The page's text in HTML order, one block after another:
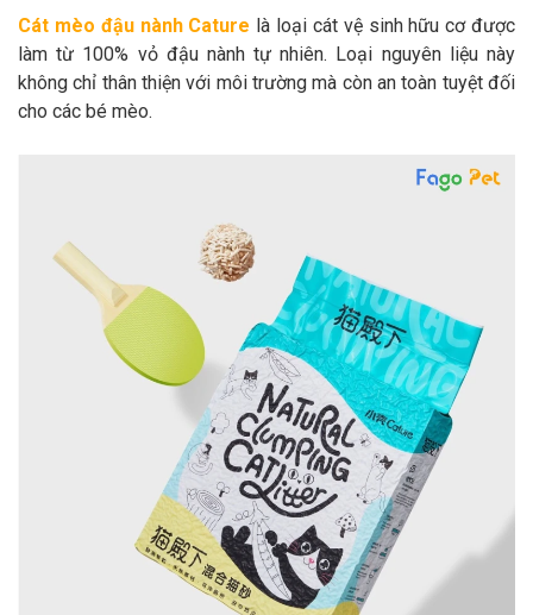
Cát mèo đậu nành Cature là loại cát vệ sinh hữu cơ được
làm từ 100% vỏ đậu nành tự nhiên. Loại nguyên liệu này
không chỉ thân thiện với môi trường mà còn an toàn tuyệt đối
cho các bé mèo.